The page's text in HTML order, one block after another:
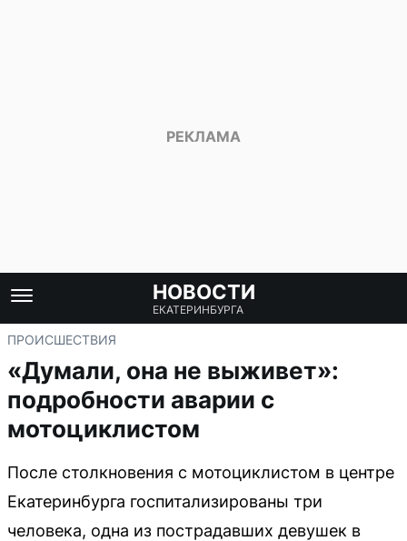
НОВОСТИ
ЕКАТЕРИНБУРГА
ПРОИСШЕСТВИЯ
«Думали, она не выживет»:
подробности аварии с
мотоциклистом
После столкновения с мотоциклистом в центре
Екатеринбурга госпитализированы три
человека, одна из пострадавших девушек в